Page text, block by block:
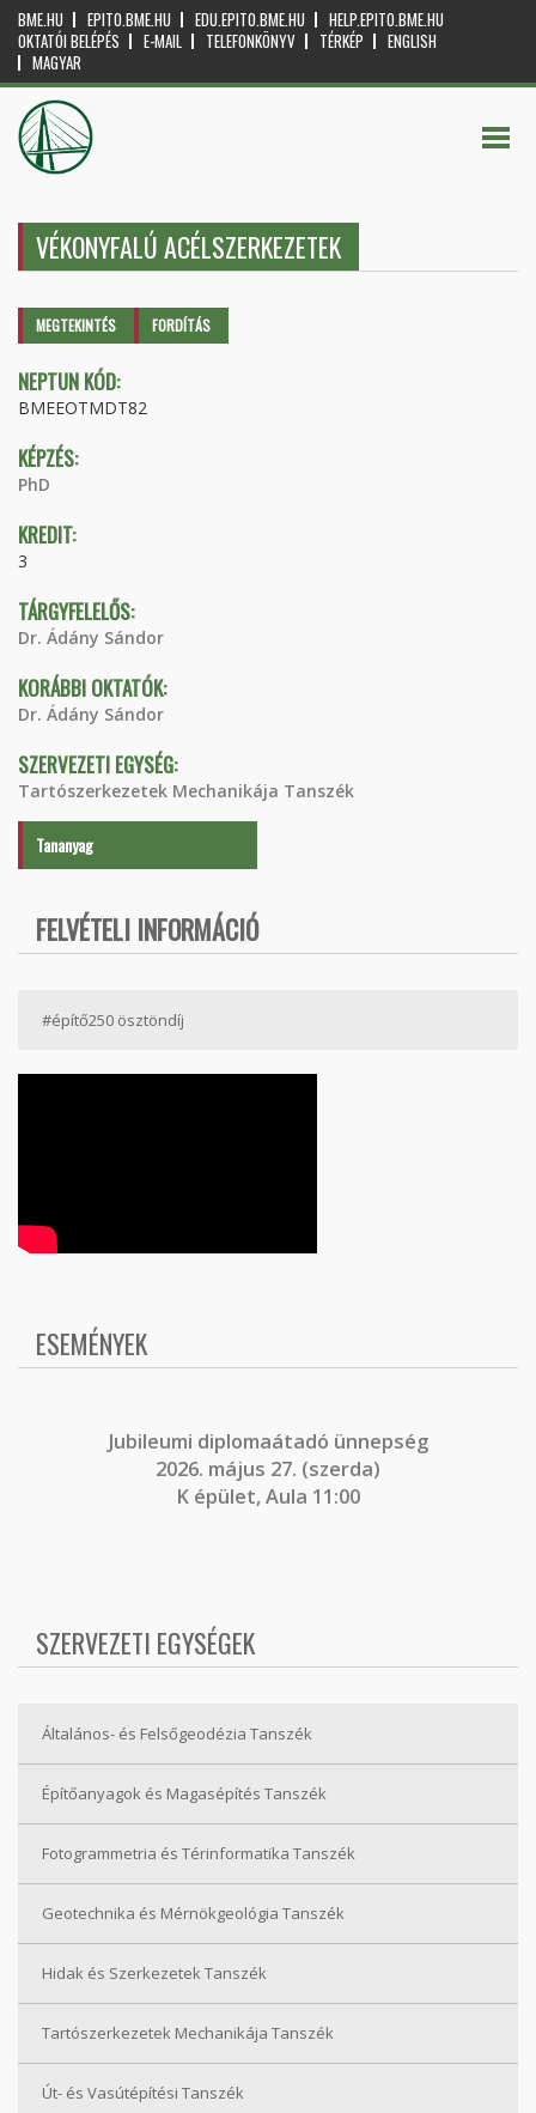
BME.HU EPITO.BME.HU EDU.EPITO.BME.HU
HELP.EPITO.BME.HU
OKTATÓI BELÉPÉS
E-MAIL TELEFONKÖNYV TÉRKÉP
ENGLISH
MAGYAR
VÉKONYFALÚ ACÉLSZERKEZETEK
Elsődleges fülek
MEGTEKINTÉS (AKTÍVFORDÍTÁS
NEPTUN KÓD:
BMEEOTMDT82
KÉPZÉS:
PhD
KREDIT:
3
TÁRGYFELELŐS:
Dr. Ádány Sándor
KORÁBBI OKTATÓK:
Dr. Ádány Sándor
SZERVEZETI EGYSÉG:
Tartószerkezetek Mechanikája Tanszék
Tananyag
FELVÉTELI INFORMÁCIÓ
#építő250 ösztöndíj
ESEMÉNYEK
Jubileumi diplomaátadó ünnepség
2026. május 27. (szerda)
K épület, Aula 11:00
SZERVEZETI EGYSÉGEK
Általános- és Felsőgeodézia Tanszék
Építőanyagok és Magasépítés Tanszék
Fotogrammetria és Térinformatika Tanszék
Geotechnika és Mérnökgeológia Tanszék
Hidak és Szerkezetek Tanszék
Tartószerkezetek Mechanikája Tanszék
Út- és Vasútépítési Tanszék